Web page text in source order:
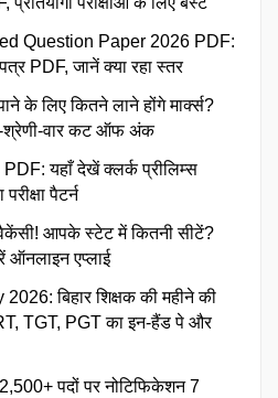
Question Paper 2026 PDF:
PDF, जानें क्या रहा स्तर
के लिए कितने लाने होंगे मार्क्स?
श्रेणी-वार कट ऑफ अंक
यहाँ देखें क्लर्क प्रीलिम्स
पैटर्न
आपके स्टेट में कितनी सीटें?
ऑनलाइन एप्लाई
बिहार शिक्षक की महीने की
TGT, PGT का इन-हैंड पे और
पदों पर नोटिफिकेशन 7